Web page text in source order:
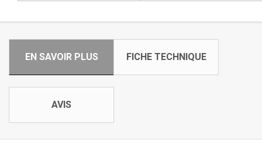
EN SAVOIR PLUS FICHE TECHNIQUE
AVIS